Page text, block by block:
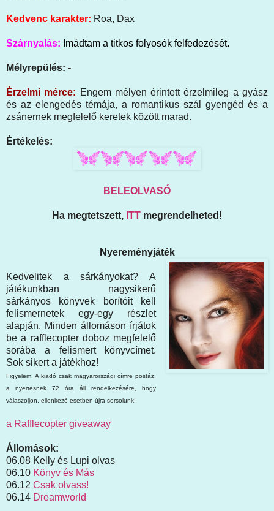
Kedvenc karakter: Roa, Dax
Szárnyalás: Imádtam a titkos folyosók felfedezését.
Mélyrepülés: -
Érzelmi mérce: Engem mélyen érintett érzelmileg a gyász
és az elengedés témája, a romantikus szál gyengéd és a
zsánernek megfelelő keretek között marad.
Értékelés:
BELEOLVASÓ
Ha megtetszett, ITT megrendelheted!
Nyereményjáték
Kedvelitek a sárkányokat? A
játékunkban nagysikerű
sárkányos könyvek borítóit kell
felismernetek egy-egy részlet
alapján. Minden állomáson írjátok
be a rafflecopter doboz megfelelő
sorába a felismert könyvcímet.
Sok sikert a játékhoz!
Figyelem! A kiadó csak magyarországi címre postáz,
a nyertesnek 72 óra áll rendelkezésére, hogy
válaszoljon, ellenkező esetben újra sorsolunk!
a Rafflecopter giveaway
Állomások:
06.08 Kelly és Lupi olvas
06.10 Könyv és Más
06.12 Csak olvass!
06.14 Dreamworld